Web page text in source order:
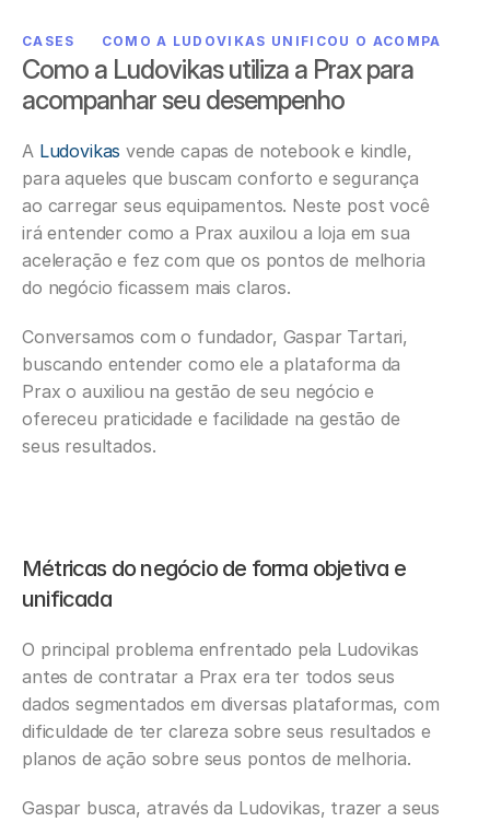
CASES COMO A LUDOVIKAS UNIFICOU O
Como a Ludovikas utiliza a Prax para
acompanhar seu desempenho
A Ludovikas vende capas de notebook e kindle,
para aqueles que buscam conforto e segurança
ao carregar seus equipamentos. Neste post você
irá entender como a Prax auxilou a loja em sua
aceleração e fez com que os pontos de melhoria
do negócio ficassem mais claros.
Conversamos com o fundador, Gaspar Tartari,
buscando entender como ele a plataforma da
Prax o auxiliou na gestão de seu negócio e
ofereceu praticidade e facilidade na gestão de
seus resultados.
Métricas do negócio de forma objetiva e
unificada
O principal problema enfrentado pela Ludovikas
antes de contratar a Prax era ter todos seus
dados segmentados em diversas plataformas, com
dificuldade de ter clareza sobre seus resultados e
planos de ação sobre seus pontos de melhoria.
Gaspar busca, através da Ludovikas, trazer a seus